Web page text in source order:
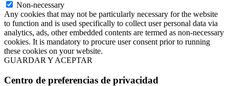
Non-necessary
Any cookies that may not be particularly necessary for the website
to function and is used specifically to collect user personal data via
analytics, ads, other embedded contents are termed as non-necessary
cookies. It is mandatory to procure user consent prior to running
these cookies on your website.
GUARDAR Y ACEPTAR
Centro de preferencias de privacidad